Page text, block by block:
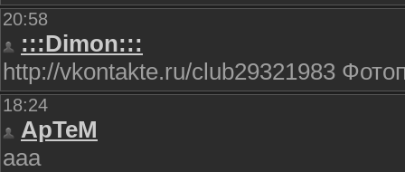
20:58
:::Dimon:::
http://vkontakte.ru/club29321983
18:24
ApTeM
ааа